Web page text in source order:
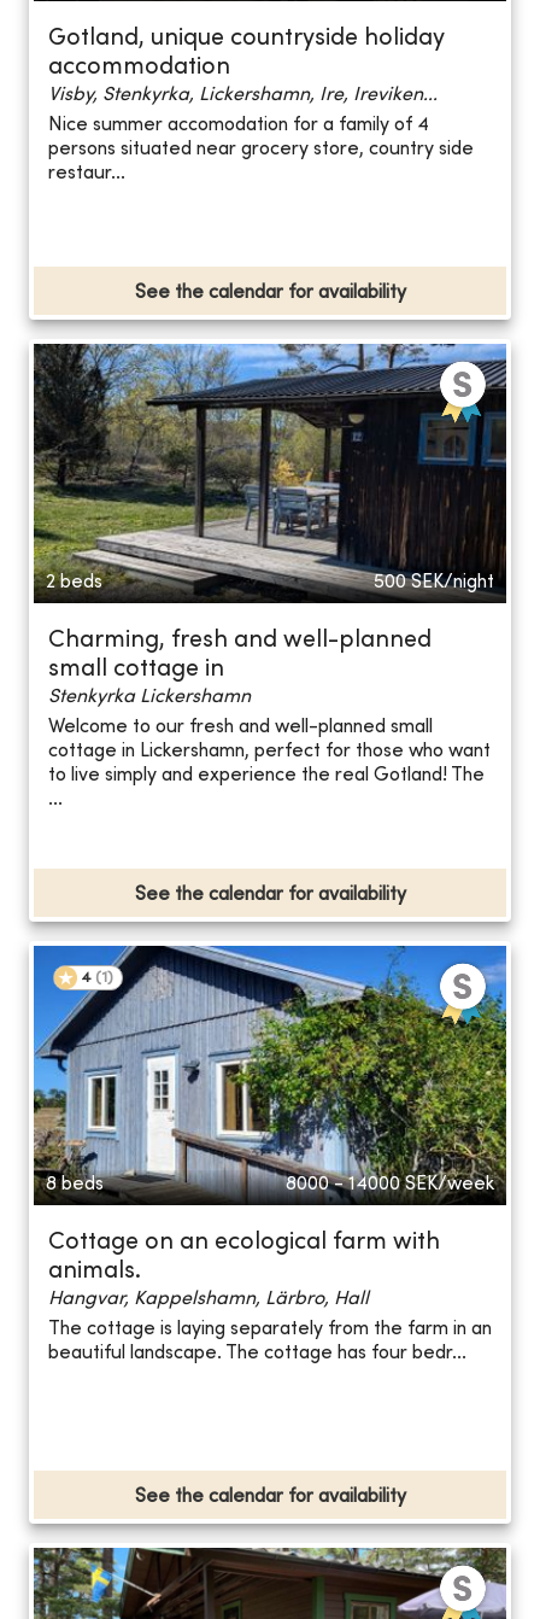
Gotland, unique countryside holiday
accommodation
Visby, Stenkyrka, Lickershamn, Ire, Ireviken...
Nice summer accomodation for a family of 4
persons situated near grocery store, country side
restaur...
See the calendar for availability
2 beds 500 SEK/night
Charming, fresh and well-planned
small cottage in
Stenkyrka Lickershamn
Welcome to our fresh and well-planned small
cottage in Lickershamn, perfect for those who want
to live simply and experience the real Gotland! The
...
See the calendar for availability
4 (1 )
8 beds 8000 - 14000 SEK/week
Cottage on an ecological farm with
animals.
Hangvar, Kappelshamn, Lärbro, Hall
The cottage is laying separately from the farm in an
beautiful landscape. The cottage has four bedr...
See the calendar for availability